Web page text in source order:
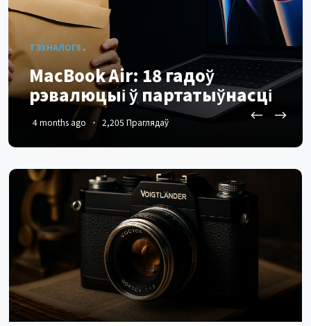
ТЭХНАЛОГІІ
MacBook Air: 18 гадоў
рэвалюцыі ў партатыўнасці
4 months ago 2,205 Праглядаў
ФАТАГРАФІЯ
Voigtländer для Leica: Чаму я
выбраў аб'ектывы
Voigtländer замест Leica
4 months ago 2,254 Праглядаў